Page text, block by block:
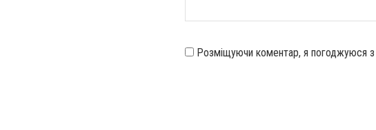
Розміщуючи коментар, я погоджуюся з